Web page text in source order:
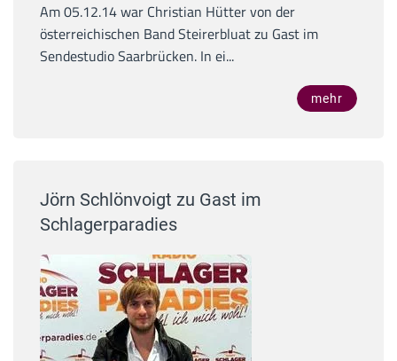
Am 05.12.14 war Christian Hütter von der
österreichischen Band Steirerbluat zu Gast im
Sendestudio Saarbrücken. In ei...
mehr
Jörn Schlönvoigt zu Gast im
Schlagerparadies